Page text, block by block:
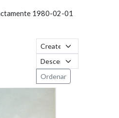
1980-02-01
Ordenar